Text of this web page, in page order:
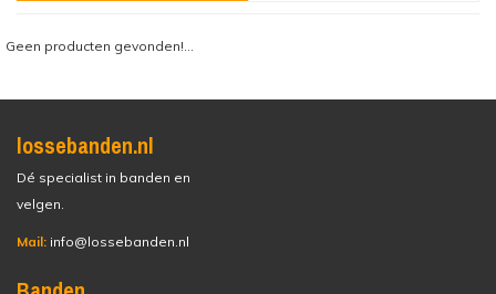
Geen producten gevonden!...
lossebanden.nl
Dé specialist in banden en
velgen.
Mail: info@lossebanden.nl